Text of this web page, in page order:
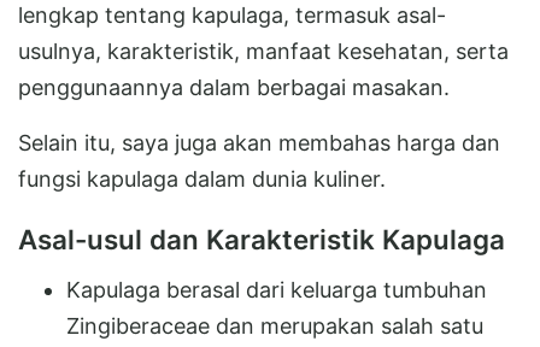
lengkap tentang kapulaga, termasuk asal-
usulnya, karakteristik, manfaat kesehatan, serta
penggunaannya dalam berbagai masakan.
Selain itu, saya juga akan membahas harga dan
fungsi kapulaga dalam dunia kuliner.
Asal-usul dan Karakteristik Kapulaga
Kapulaga berasal dari keluarga tumbuhan
Zingiberaceae dan merupakan salah satu